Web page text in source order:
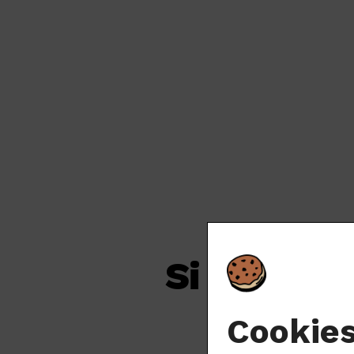
Si tenim